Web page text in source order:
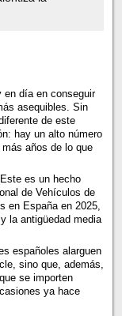
en día en conseguir
asequibles. Sin
de este
hay un alto número
años de lo que
es un hecho
de Vehículos de
en España en 2025,
la antigüedad media
españoles alarguen
sino que, además,
se importen
ya hace